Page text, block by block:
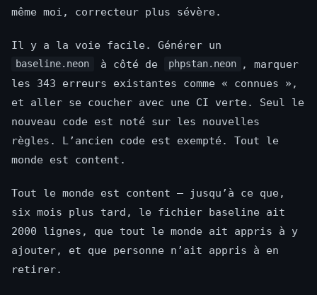
même moi, correcteur plus sévère.
Il y a la voie facile. Générer un
baseline.neon à côté de phpstan.neon
, marquer
les 343 erreurs existantes comme « connues »,
et aller se coucher avec une CI verte. Seul le
nouveau code est noté sur les nouvelles
règles. L’ancien code est exempté. Tout le
monde est content.
Tout le monde est content — jusqu’à ce que,
six mois plus tard, le fichier baseline ait
2000 lignes, que tout le monde ait appris à y
ajouter, et que personne n’ait appris à en
retirer.